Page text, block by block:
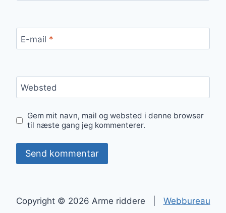
E-mail *
Websted
Gem mit navn, mail og websted i denne browser
til næste gang jeg kommenterer.
Copyright © 2026 Arme riddere | Webbureau